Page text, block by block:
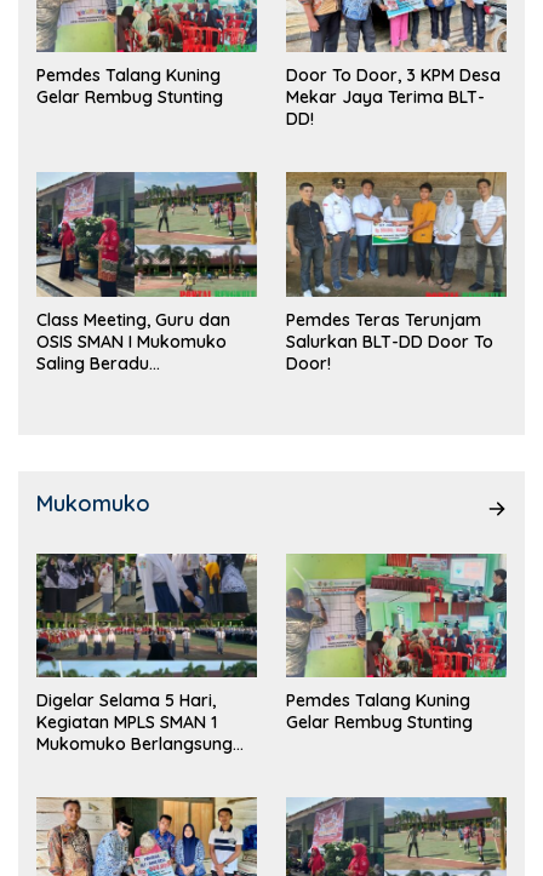
Pemdes Talang Kuning
Gelar Rembug Stunting
Door To Door, 3 KPM Desa
Mekar Jaya Terima BLT-
DD!
Class Meeting, Guru dan
OSIS SMAN I Mukomuko
Saling Beradu
Pemdes Teras Terunjam
Salurkan BLT-DD Door To
Door!
Mukomuko
Digelar Selama 5 Hari,
Kegiatan MPLS SMAN 1
Mukomuko Berlangsung
Pemdes Talang Kuning
Gelar Rembug Stunting